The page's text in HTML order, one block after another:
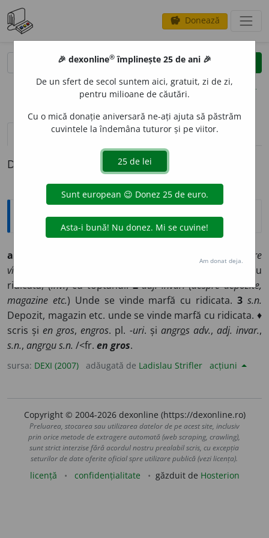
savings Donează
clear
opțiuni
definiții (1) pronunțievolume_up (23)
Definiția cu ID-ul 1155048:
Explicative DEX
angr
despre
vînzarea și cumpărarea mărfurilor
) În cantitate mare; cu
ridicata, (înv.) cu toptanul.2 adj. invar.(despre depozite,
magazine etc.) Unde se vinde marfă cu ridicata.3 s.n.
Depozit, magazin etc. unde se vinde marfă cu ridicata. ♦
scris șien gros,engros. pl. -uri. și angros adv., adj. invar.,
s.n., angrous.n. /<fr. en gros.
sursa: DEXI (2007) adăugată de Ladislau Strifler acțiuni
Copyright © 2004-2026 dexonline (https://dexonline.ro)
Preluarea, stocarea sau utilizarea datelor de pe acest site, inclusiv
prin orice metode de extragere automată (web scraping, crawling),
sunt strict interzise fără acordul nostru prealabil scris, cu excepția
seturilor de date oferite oficial spre utilizare publică (vezi licența).
licență confidențialitate găzduit de Hosterion
🎉 dexonline® împlinește 25 de ani 🎉
De un sfert de secol suntem aici, gratuit, zi de zi,
pentru milioane de căutări.
Cu o mică donație aniversară ne-ați ajuta să păstrăm
cuvintele la îndemâna tuturor și pe viitor.
Am donat deja.